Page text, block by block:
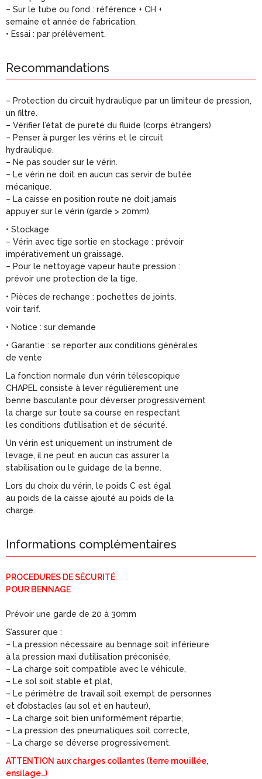
– Sur le tube ou fond : référence + CH +
semaine et année de fabrication.
• Essai : par prélèvement.
Recommandations
– Protection du circuit hydraulique par un limiteur de pression,
un filtre.
– Vérifier l’état de pureté du fluide (corps étrangers)
– Penser à purger les vérins et le circuit
hydraulique.
– Ne pas souder sur le vérin.
– Le vérin ne doit en aucun cas servir de butée
mécanique.
– La caisse en position route ne doit jamais
appuyer sur le vérin (garde > 20mm).
• Stockage
– Vérin avec tige sortie en stockage : prévoir
impérativement un graissage.
– Pour le nettoyage vapeur haute pression :
prévoir une protection de la tige.
• Pièces de rechange : pochettes de joints,
voir tarif.
• Notice : sur demande
• Garantie : se reporter aux conditions générales
de vente
La fonction normale d’un vérin télescopique
CHAPEL consiste à lever régulièrement une
benne basculante pour déverser progressivement
la charge sur toute sa course en respectant
les conditions d’utilisation et de sécurité.
Un vérin est uniquement un instrument de
levage, il ne peut en aucun cas assurer la
stabilisation ou le guidage de la benne.
Lors du choix du vérin, le poids C est égal
au poids de la caisse ajouté au poids de la
charge.
Informations complémentaires
PROCEDURES DE SÉCURITÉ
POUR BENNAGE
Prévoir une garde de 20 à 30mm
S’assurer que :
– La pression nécessaire au bennage soit inférieure
à la pression maxi d’utilisation préconisée,
– La charge soit compatible avec le véhicule,
– Le sol soit stable et plat,
– Le périmètre de travail soit exempt de personnes
et d’obstacles (au sol et en hauteur),
– La charge soit bien uniformément répartie,
– La pression des pneumatiques soit correcte,
– La charge se déverse progressivement.
ATTENTION aux charges collantes (terre mouillée,
ensilage…)